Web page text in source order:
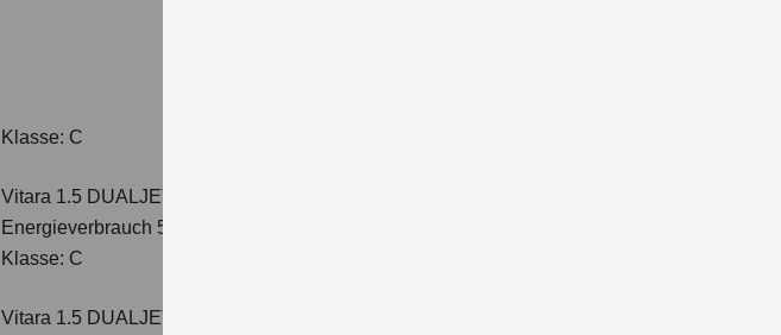
Klasse: C
Vitara 1.5 DUALJET HYBRID AGS Comfort+
Energieverbrauch 5,0 l/100km; kombinierter Wert der CO₂-Emission: 114 g/km; CO₂-
Klasse: C
Vitara 1.5 DUALJET HYBRID ALLGRIP AGS Comfort